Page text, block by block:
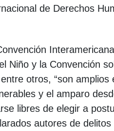
de Derechos
Niño y la Convención
otros, “son
y el amparo
libres de elegir a
autores de delitos